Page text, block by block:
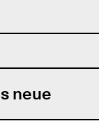
neue